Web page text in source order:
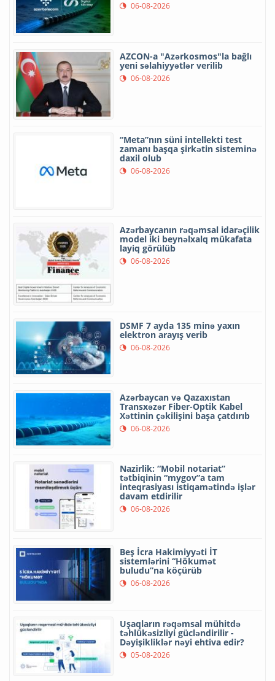
06-08-2026
AZCON-a "Azərkosmos"la bağlı
yeni səlahiyyətlər verilib
06-08-2026
“Meta”nın süni intellekti test
zamanı başqa şirkətin sisteminə
daxil olub
06-08-2026
Azərbaycanın rəqəmsal idarəçilik
model iki beynəlxalq mükafata
layiq görülüb
06-08-2026
DSMF 7 ayda 135 minə yaxın
elektron arayış verib
06-08-2026
Azərbaycan və Qazaxıstan
Transxəzər Fiber-Optik Kabel
Xəttinin çəkilişini başa çatdırıb
06-08-2026
Nazirlik: “Mobil notariat”
tətbiqinin “mygov”a tam
inteqrasiyası istiqamətində işlər
davam etdirilir
06-08-2026
Beş İcra Hakimiyyəti İT
sistemlərini “Hökumət
buludu”na köçürüb
06-08-2026
Uşaqların rəqəmsal mühitdə
təhlükəsizliyi gücləndirilir -
Dəyişikliklər nəyi ehtiva edir?
05-08-2026